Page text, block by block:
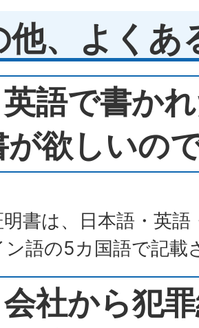
他、よくあ
語で書か
が欲しいの
書は、日本語・英
ン語の5カ国語で記載
社から犯